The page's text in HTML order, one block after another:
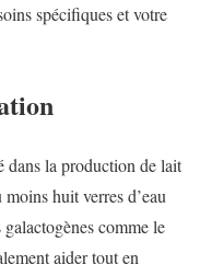
spécifiques et votre
dans la production de lait
huit verres d’eau
comme le
aider tout en